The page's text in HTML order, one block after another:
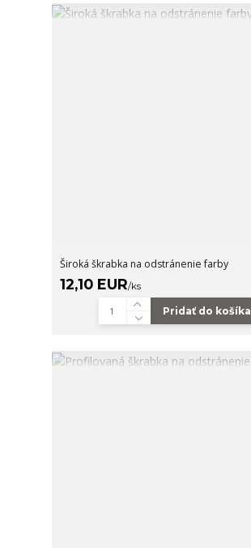
Široká škrabka na odstránenie farby
12,10 EUR/ks
Pridať do košíka